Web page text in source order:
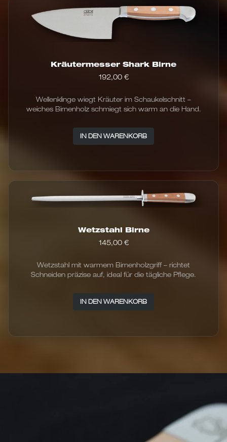
Kräutermesser Shark Birne
192,00 €
Wellenklinge wiegt Kräuter im Schaukelschnitt –
weiches Birnenholz schmiegt sich warm an die Hand.
IN DEN WARENKORB
Wetzstahl Birne
145,00 €
Wetzstahl mit warmem Birnenholzgriff – richtet
Schneiden präzise auf, ideal für die tägliche Pflege.
IN DEN WARENKORB